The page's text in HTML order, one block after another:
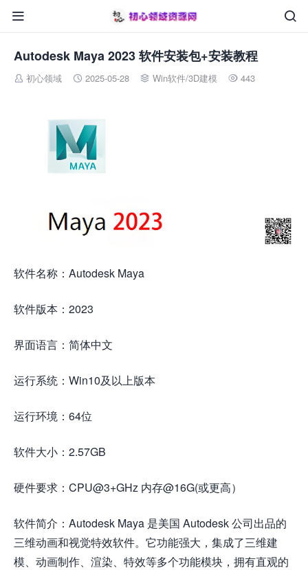


Autodesk Maya 2023 软件安装包+安装教程
 初心领域  2025-05-28  Win软件/3D建模  443
软件名称：Autodesk Maya
软件版本：2023
界面语言：简体中文
运行系统：Win10及以上版本
运行环境：64位
软件大小：2.57GB
硬件要求：CPU@3+GHz 内存@16G(或更高）
软件简介：Autodesk Maya 是美国 Autodesk 公司出品的
三维动画和视觉特效软件。它功能强大，集成了三维建
模、动画制作、渲染、特效等多个功能模块，拥有直观的